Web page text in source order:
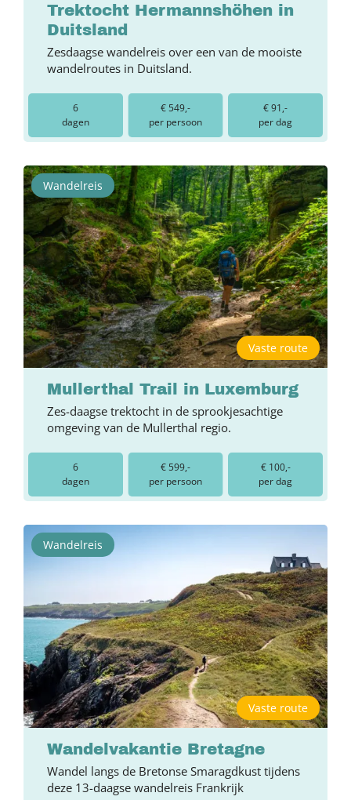
Trektocht Hermannshöhen in
Duitsland
Zesdaagse wandelreis over een van de mooiste
wandelroutes in Duitsland.
6
dagen
€ 549,-
per persoon
€ 91,-
per dag
Wandelreis
Vaste route
Mullerthal Trail in Luxemburg
Zes-daagse trektocht in de sprookjesachtige
omgeving van de Mullerthal regio.
6
dagen
€ 599,-
per persoon
€ 100,-
per dag
Wandelreis
Vaste route
Wandelvakantie Bretagne
Wandel langs de Bretonse Smaragdkust tijdens
deze 13-daagse wandelreis Frankrijk